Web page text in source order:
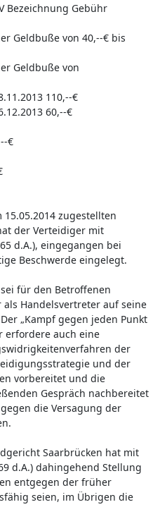
Bezeichnung Gebühr
Geldbuße von 40,--€ bis
Geldbuße von
110,--€
60,--€
€
zugestellten
der Verteidiger mit
d.A.), eingegangen bei
Beschwerde eingelegt.
für den Betroffenen
Handelsvertreter auf seine
„Kampf gegen jeden Punkt
erfordere auch eine
der
und der
vorbereitet und die
Gespräch nachbereitet
die Versagung der
Saarbrücken hat mit
d.A.) dahingehend Stellung
entgegen der früher
seien, im Übrigen die